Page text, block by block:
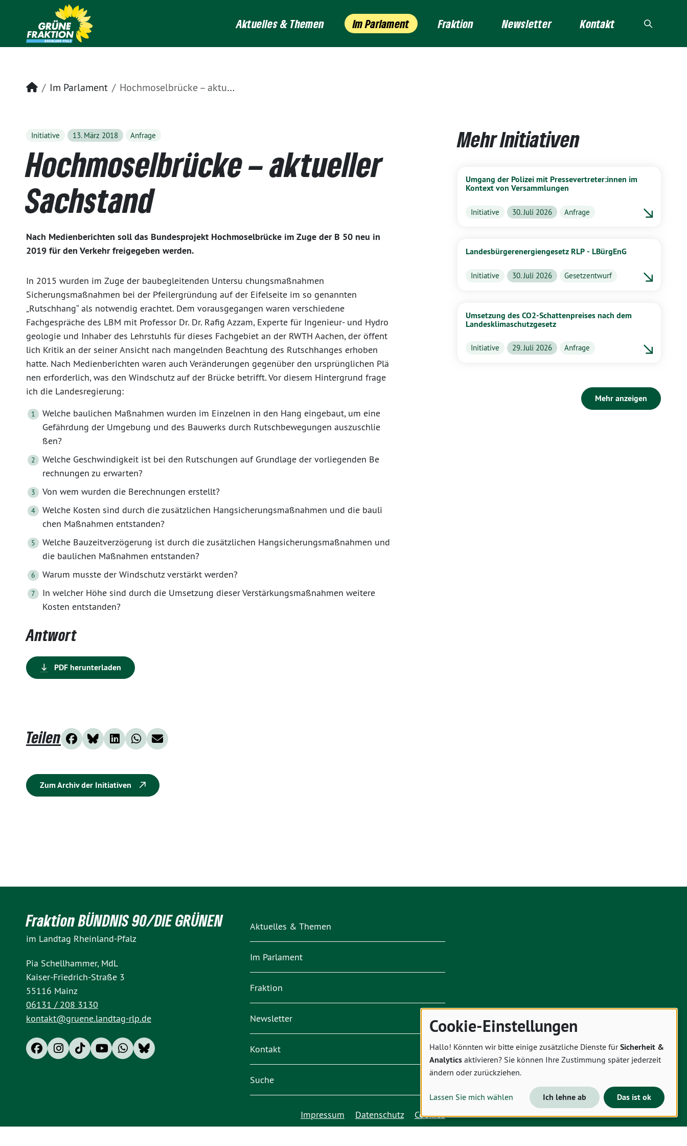
Aktuelles & Themen Im Parlament Fraktion Newsletter Kontakt
Startseite
Im Parlament Hochmoselbrücke – aktueller Sachstand
Initiative 13. März 2018 Anfrage
Hochmoselbrücke – aktueller
Sachstand
Nach Medienberichten soll das Bundesprojekt Hochmoselbrücke im Zuge der B 50 neu in
2019 für den Verkehr freigegeben werden.
In 2015 wurden im Zuge der baubegleitenden Untersu chungsmaßnahmen
Sicherungsmaßnahmen bei der Pfeilergründung auf der Eifelseite im so genannten
„Rutschhang“ als notwendig erachtet. Dem vorausgegangen waren verschiedene
Fachgespräche des LBM mit Professor Dr. Dr. Rafig Azzam, Experte für Ingenieur- und Hydro
geologie und Inhaber des Lehrstuhls für dieses Fachgebiet an der RWTH Aachen, der öffent
lich Kritik an der seiner Ansicht nach mangelnden Beachtung des Rutschhanges erhoben
hatte. Nach Medienberichten waren auch Veränderungen gegenüber den ursprünglichen Plä
nen erforderlich, was den Windschutz auf der Brücke betrifft. Vor diesem Hintergrund frage
ich die Landesregierung:
Welche baulichen Maßnahmen wurden im Einzelnen in den Hang eingebaut, um eine
Gefährdung der Umgebung und des Bauwerks durch Rutschbewegungen auszuschlie
ßen?
Welche Geschwindigkeit ist bei den Rutschungen auf Grundlage der vorliegenden Be
rechnungen zu erwarten?
Von wem wurden die Berechnungen erstellt?
Welche Kosten sind durch die zusätzlichen Hangsicherungsmaßnahmen und die bauli
chen Maßnahmen entstanden?
Welche Bauzeitverzögerung ist durch die zusätzlichen Hangsicherungsmaßnahmen und
die baulichen Maßnahmen entstanden?
Warum musste der Windschutz verstärkt werden?
In welcher Höhe sind durch die Umsetzung dieser Verstärkungsmaßnahmen weitere
Kosten entstanden?
Antwort
PDF herunterladen
Teilen
Zum Archiv der Initiativen
Mehr Initiativen
Umgang der Polizei mit Pressevertreter:innen im
Kontext von Versammlungen
Initiative 30. Juli 2026 Anfrage
Landesbürgerenergiengesetz RLP - LBürgEnG
Initiative 30. Juli 2026 Gesetzentwurf
Umsetzung des CO2-Schattenpreises nach dem
Landesklimaschutzgesetz
Initiative 29. Juli 2026 Anfrage
Mehr anzeigen
Fraktion BÜNDNIS 90/DIE GRÜNEN
im Landtag Rheinland-Pfalz
Pia Schellhammer, MdL
Kaiser-Friedrich-Straße 3
55116 Mainz
06131 / 208 3130
kontakt@gruene.landtag-rlp.de
Aktuelles & Themen
Im Parlament
Fraktion
Newsletter
Kontakt
Suche
Impressum Datenschutz Cookies
Cookie-Einstellungen
Hallo! Könnten wir bitte einige zusätzliche Dienste fürSicherheit &
Analytics aktivieren? Sie können Ihre Zustimmung später jederzeit
ändern oder zurückziehen.
Lassen Sie mich wählen Ich lehne ab Das ist ok